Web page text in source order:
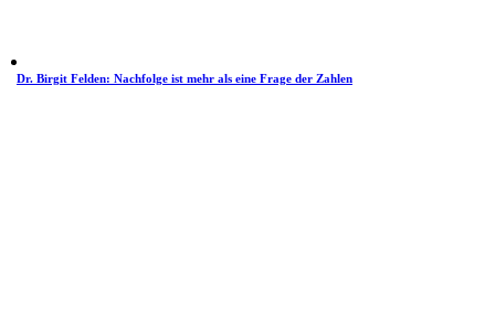
Dr. Birgit Felden: Nachfolge ist mehr als eine Frage der Zahlen